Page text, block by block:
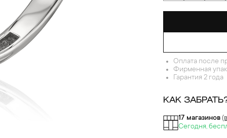
Оплата после
Фирменная
Гарантия 2 года
КАК
17 магазинов
Сегодня,